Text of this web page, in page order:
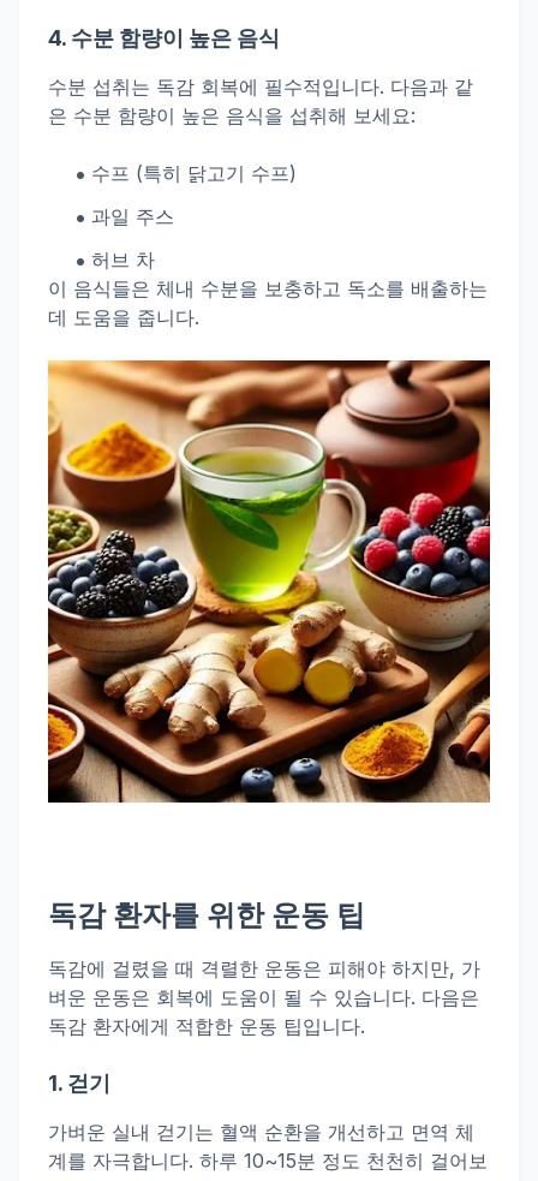
4. 수분 함량이 높은 음식
수분 섭취는 독감 회복에 필수적입니다. 다음과 같
은 수분 함량이 높은 음식을 섭취해 보세요:
수프 (특히 닭고기 수프)
과일 주스
허브 차
이 음식들은 체내 수분을 보충하고 독소를 배출하는
데 도움을 줍니다.
독감환자를 위한 운동 팁
독감에 걸렸을 때 격렬한 운동은 피해야 하지만, 가
벼운 운동은 회복에 도움이 될 수 있습니다. 다음은
독감 환자에게 적합한 운동 팁입니다.
1. 걷기
가벼운 실내 걷기는 혈액 순환을 개선하고 면역 체
계를 자극합니다. 하루 10~15분 정도 천천히 걸어보